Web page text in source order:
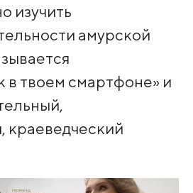
изучить
амурской
в твоем смартфоне» и
краеведческий